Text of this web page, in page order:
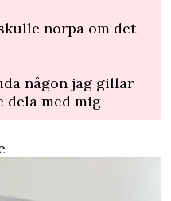
norpa om det
någon jag gillar
dela med mig